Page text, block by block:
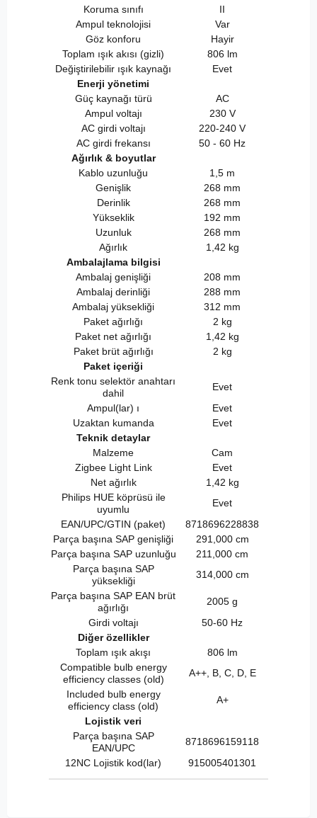
Koruma sınıfı
II
Ampul teknolojisi
Var
Göz konforu
Hayir
Toplam ışık akısı (gizli)
806 lm
Değiştirilebilir ışık kaynağı
Evet
Enerji yönetimi
Güç kaynağı türü
AC
Ampul voltajı
230 V
AC girdi voltajı
220-240 V
AC girdi frekansı
50 - 60 Hz
Ağırlık & boyutlar
Kablo uzunluğu
1,5 m
Genişlik
268 mm
Derinlik
268 mm
Yükseklik
192 mm
Uzunluk
268 mm
Ağırlık
1,42 kg
Ambalajlama bilgisi
Ambalaj genişliği
208 mm
Ambalaj derinliği
288 mm
Ambalaj yüksekliği
312 mm
Paket ağırlığı
2 kg
Paket net ağırlığı
1,42 kg
Paket brüt ağırlığı
2 kg
Paket içeriği
Renk tonu selektör anahtarı
dahil
Evet
Ampul(lar) ı
Evet
Uzaktan kumanda
Evet
Teknik detaylar
Malzeme
Cam
Zigbee Light Link
Evet
Net ağırlık
1,42 kg
Philips HUE köprüsü ile
uyumlu
Evet
EAN/UPC/GTIN (paket)
8718696228838
Parça başına SAP genişliği
291,000 cm
Parça başına SAP uzunluğu
211,000 cm
Parça başına SAP
yüksekliği
314,000 cm
Parça başına SAP EAN brüt
ağırlığı
2005 g
Girdi voltajı
50-60 Hz
Diğer özellikler
Toplam ışık akışı
806 lm
Compatible bulb energy
efficiency classes (old)
A++, B, C, D, E
Included bulb energy
efficiency class (old)
A+
Lojistik veri
Parça başına SAP
EAN/UPC
8718696159118
12NC Lojistik kod(lar)
915005401301